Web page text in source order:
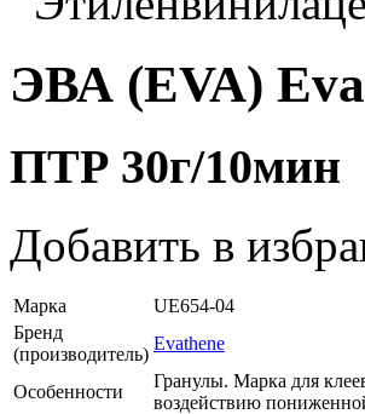
ЭВА (EVA)
ПТР 30г/10мин
Добавить в
Марка
UE654-04
Бренд
(производитель)
Evathene
Особенности
Гранулы. Марка для
воздействию